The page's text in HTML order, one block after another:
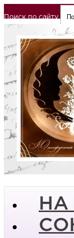
Поиск по сайту